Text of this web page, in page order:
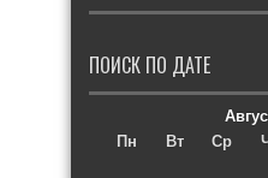
ПОИСК ПО ДАТЕ
Пн
Вт Ср